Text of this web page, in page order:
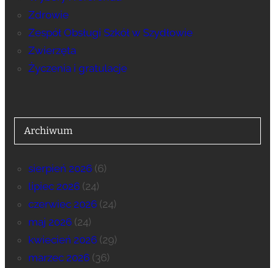
Zdrowie
Zespół Obsługi Szkół w Szydłowie
Zwierzęta
Życzenia i gratulacje
Archiwum
sierpień 2026(6)
lipiec 2026(24)
czerwiec 2026(24)
maj 2026(24)
kwiecień 2026(29)
marzec 2026(36)